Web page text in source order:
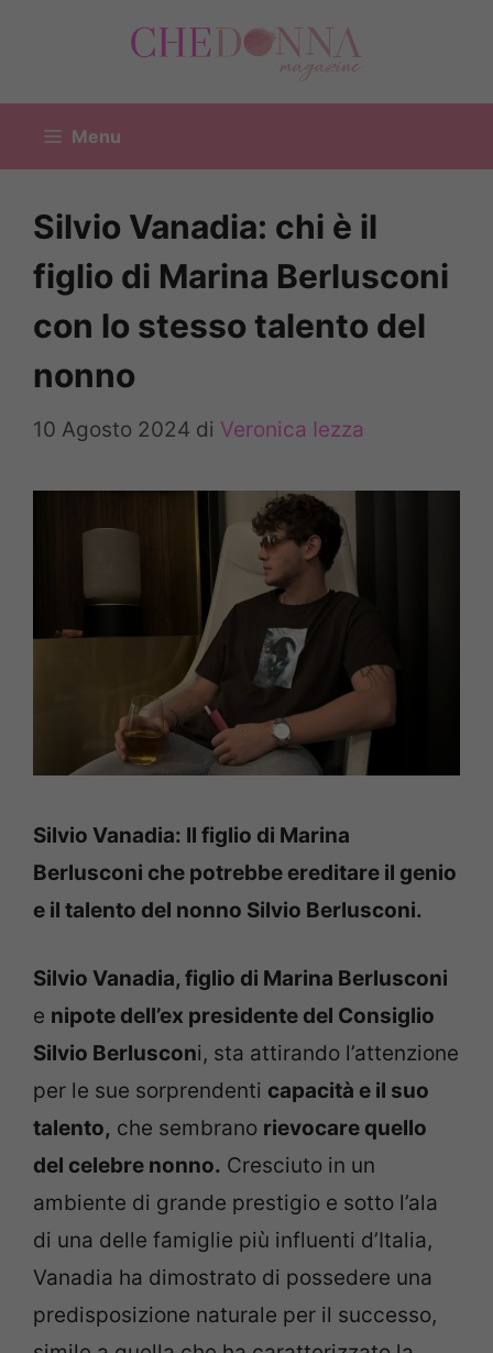
Menu
Silvio Vanadia: chi è il
figlio di Marina Berlusconi
con lo stesso talento del
nonno
10 Agosto 2024 di Veronica Iezza
Silvio Vanadia: Il figlio di Marina
Berlusconi che potrebbe ereditare il genio
e il talento del nonno Silvio Berlusconi.
Silvio Vanadia, figlio di Marina Berlusconi
e nipote dell’ex presidente del Consiglio
Silvio Berlusconi, sta attirando l’attenzione
per le sue sorprendenti capacità e il suo
talento, che sembrano rievocare quello
del celebre nonno. Cresciuto in un
ambiente di grande prestigio e sotto l’ala
di una delle famiglie più influenti d’Italia,
Vanadia ha dimostrato di possedere una
predisposizione naturale per il successo,